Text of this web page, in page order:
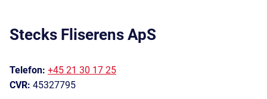
Stecks Fliserens ApS
Telefon: +45 21 30 17 25
CVR: 45327795